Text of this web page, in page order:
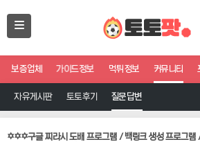
보증업체 가이드정보 먹튀정보 커뮤니티
자유게시판 토토후기 질문답변
✡️✡️✡️구글 찌라시 도배 프로그램 / 백링크 생성 프로그램